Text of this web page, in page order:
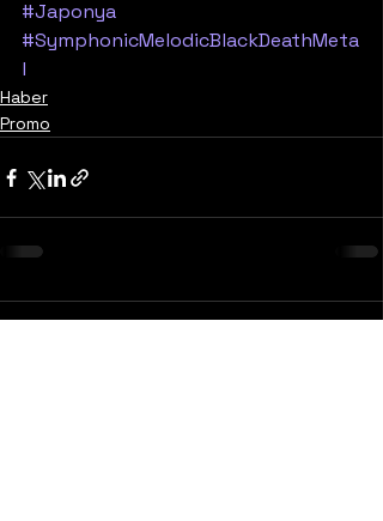
#Japonya
#SymphonicMelodicBlackDeathMeta
l
Haber
Promo